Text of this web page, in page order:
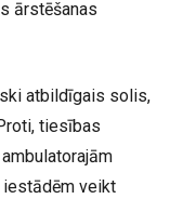
ārstēšanas
atbildīgais solis,
tiesības
veikt